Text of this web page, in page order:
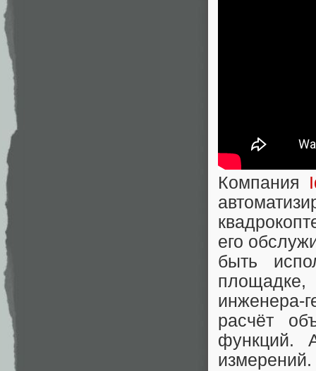
Компания
его
быть
инженера-
расчёт
функций.
измерений.